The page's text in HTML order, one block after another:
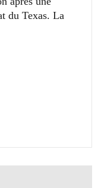
du Texas. La